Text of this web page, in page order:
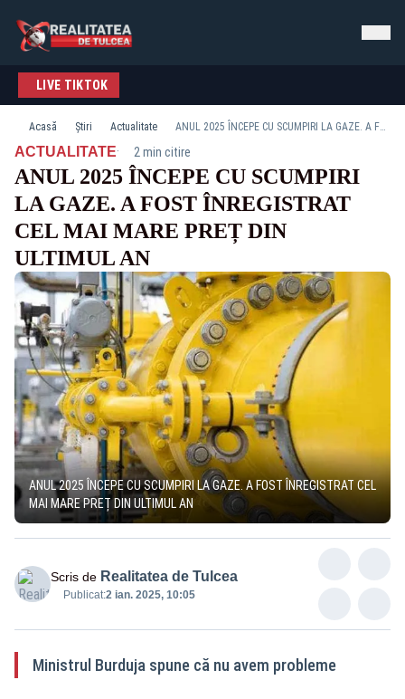
LIVE TIKTOK
Acasă Știri Actualitate ANUL 2025 ÎNCEPE CU SCUMPIRI LA GAZE. A FOST ÎNREGISTRAT CEL MAI MARE PREȚ DIN ULTIMUL AN
ACTUALITATE· 2 min citire
ANUL 2025 ÎNCEPE CU SCUMPIRI
LA GAZE. A FOST ÎNREGISTRAT
CEL MAI MARE PREȚ DIN
ULTIMUL AN
ANUL 2025 ÎNCEPE CU SCUMPIRI LA GAZE. A FOST ÎNREGISTRAT CEL
MAI MARE PREȚ DIN ULTIMUL AN
Scris de Realitatea de Tulcea
Publicat:2 ian. 2025, 10:05
Ministrul Burduja spune că nu avem probleme